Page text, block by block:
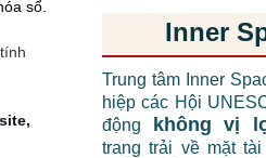
sổ.
Inner
Trung tâm Inner
hiệp các Hội
động
không vị
trang trải về mặt